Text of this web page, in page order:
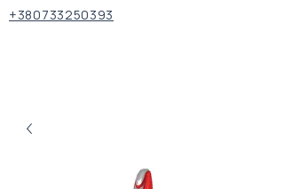
+380733250393